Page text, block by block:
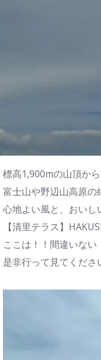
標高1,900mの山頂か
富士山や野辺山高原
心地よい風と、おい
【清里テラス】
ここは！！間違いな
是非行って見てくださ